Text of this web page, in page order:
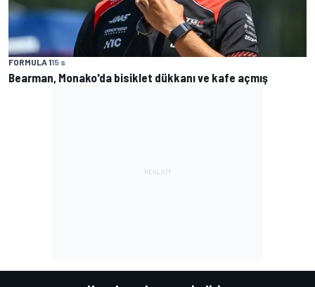
FORMULA 115 s
Bearman, Monako'da bisiklet dükkanı ve kafe açmış